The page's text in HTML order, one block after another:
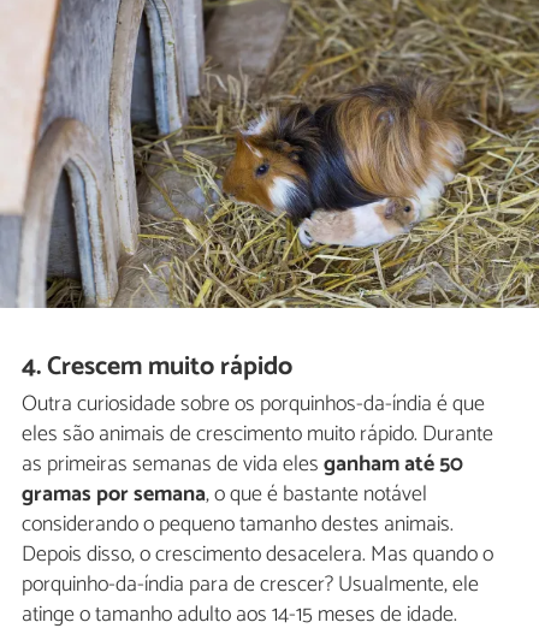
4. Crescem muito rápido
Outra curiosidade sobre os porquinhos-da-índia é que
eles são animais de crescimento muito rápido. Durante
as primeiras semanas de vida elesganham até 50
gramas por semana, o que é bastante notável
considerando o pequeno tamanho destes animais.
Depois disso, o crescimento desacelera. Mas quando o
porquinho-da-índia para de crescer? Usualmente, ele
atinge o tamanho adulto aos 14-15 meses de idade.